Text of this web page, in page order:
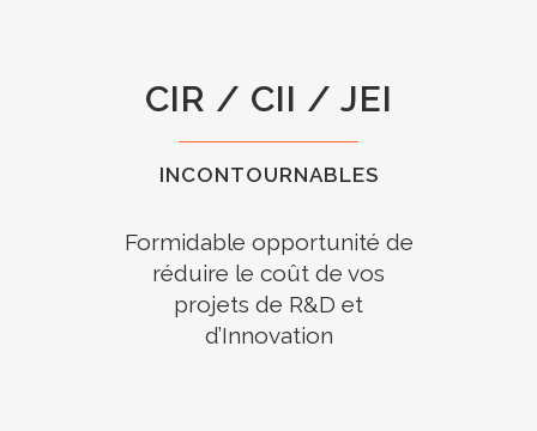
CIR / CII / JEI
INCONTOURNABLES
Formidable opportunité de
réduire le coût de vos
projets de R&D et
d’Innovation